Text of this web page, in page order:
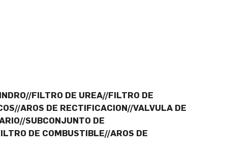
FILTRO DE UREA//FILTRO DE
AROS DE RECTIFICACION//VALVULA DE
SUBCONJUNTO DE
DE COMBUSTIBLE//AROS DE